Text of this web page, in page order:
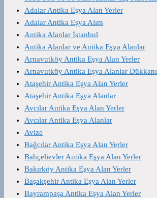
Adalar Antika Eşya Alan Yerler
Adalar Antika Eşya Alım
Antika Alanlar İstanbul
Antika Alanlar ve Antika Eşya Alanlar
Arnavutköy Antika Eşya Alan Yerler
Arnavutköy Antika Eşya Alanlar Dükkanı
Ataşehir Antika Eşya Alan Yerler
Ataşehir Antika Eşya Alanlar
Avcılar Antika Eşya Alan Yerler
Avcılar Antika Eşya Alanlar
Avize
Bağcılar Antika Eşya Alan Yerler
Bahçelievler Antika Eşya Alan Yerler
Bakırköy Antika Eşya Alan Yerler
Başakşehir Antika Eşya Alan Yerler
Bayrampaşa Antika Eşya Alan Yerler